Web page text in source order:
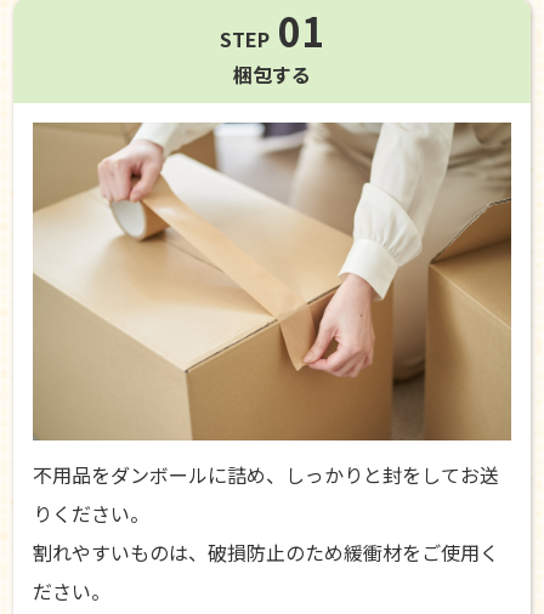
STEP 01
梱包する
不用品をダンボールに詰め、しっかりと封をしてお送
りください。
割れやすいものは、破損防止のため緩衝材をご使用く
ださい。